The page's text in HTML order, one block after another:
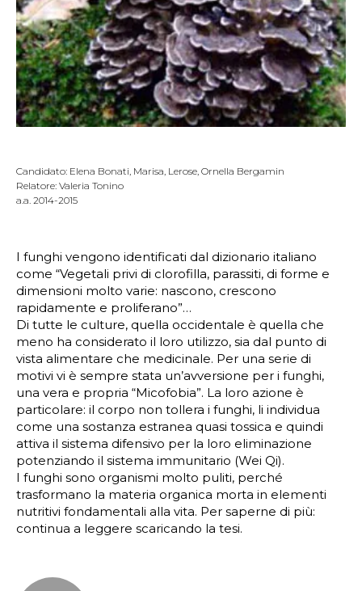
Candidato: Elena Bonati, Marisa, Lerose, Ornella Bergamin
Relatore: Valeria Tonino
a.a. 2014-2015
I funghi vengono identificati dal dizionario italiano
come “Vegetali privi di clorofilla, parassiti, di forme e
dimensioni molto varie: nascono, crescono
rapidamente e proliferano”…
Di tutte le culture, quella occidentale è quella che
meno ha considerato il loro utilizzo, sia dal punto di
vista alimentare che medicinale. Per una serie di
motivi vi è sempre stata un’avversione per i funghi,
una vera e propria “Micofobia”. La loro azione è
particolare: il corpo non tollera i funghi, li individua
come una sostanza estranea quasi tossica e quindi
attiva il sistema difensivo per la loro eliminazione
potenziando il sistema immunitario (Wei Qi).
I funghi sono organismi molto puliti, perché
trasformano la materia organica morta in elementi
nutritivi fondamentali alla vita. Per saperne di più:
continua a leggere scaricando la tesi.